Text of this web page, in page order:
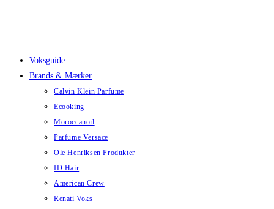
Voksguide
Brands & Mærker
Calvin Klein Parfume
Ecooking
Moroccanoil
Parfume Versace
Ole Henriksen Produkter
ID Hair
American Crew
Renati Voks